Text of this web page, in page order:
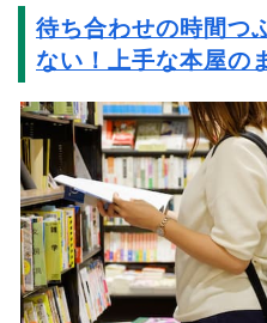
待ち合わせの時間つ
ない！上手な本屋の